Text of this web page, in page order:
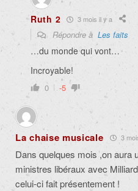
Ruth 2 3 mois il y a
Répondre à Les faits
…du monde qui vont…
Incroyable!
0 -5
La chaise musicale 3
Dans quelques mois ,on aura
ministres libéraux avec
celui-ci fait présentement !